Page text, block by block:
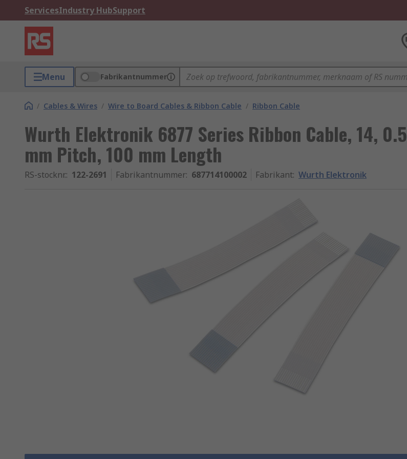
ServicesIndustry HubSupport
Menu Fabrikantnummer
/ Cables & Wires / Wire to Board Cables & Ribbon Cable / Ribbon Cable
Wurth Elektronik 6877 Series Ribbon Cable, 14, 0.5
mm Pitch, 100 mm Length
RS-stocknr.: 122-2691 Fabrikantnummer: 687714100002 Fabrikant: Wurth Elektronik